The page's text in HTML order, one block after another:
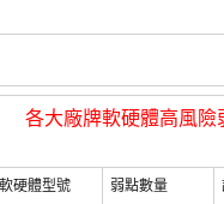
各大廠牌軟硬體高風險
軟硬體型號 弱點數量